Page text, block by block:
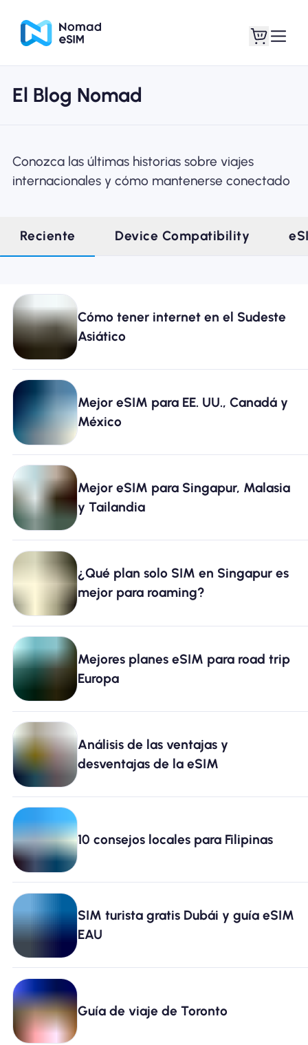
Entra / Registrarse
Planes de la tienda
Acerca de eSIM
Por qué la eSIM Nomad
Usando una eSIM
Para negocios
El Blog Nomad
Conozca las últimas historias sobre viajes
internacionales y cómo mantenerse conectado
Reciente Device Compatibility
Cómo tener internet en el Sudeste
Asiático
Mejor eSIM para EE. UU., Canadá y
México
Mejor eSIM para Singapur, Malasia
y Tailandia
¿Qué plan solo SIM en Singapur es
mejor para roaming?
Mejores planes eSIM para road trip
Europa
Análisis de las ventajas y
desventajas de la eSIM
10 consejos locales para Filipinas
SIM turista gratis Dubái y guía eSIM
EAU
Guía de viaje de Toronto